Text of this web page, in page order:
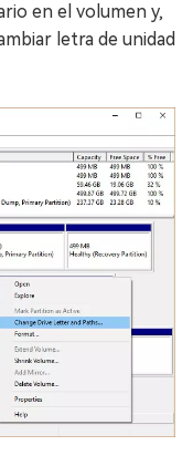
en el volumen y,
letra de unidad